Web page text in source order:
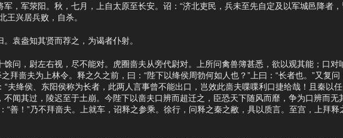
，军荥阳。秋，七月，上自太原至长安。诏：“济北吏民，兵未至先自定及以军城邑降者
王兴居兵败，自杀。
袁盎知其贤而荐之，为谒者仆射。
，尉左右视，尽不能对。虎圈啬夫从旁代尉对。上所问禽兽簿甚悉，欲以观其能；口对
拜啬夫为上林令。释之久之前，曰：“陛下以绛侯周勃何如人也？”上曰：“长者也。”又复问
“夫绛侯、东阳侯称为长者，此两人言事曾不能出口，岂效此啬夫喋喋利口捷给哉！且秦以
闻其过，陵迟至于土崩。今陛下以啬夫口辨而超迁之，臣恐天下随风而靡，争为口辨而无
“善！”乃不拜啬夫。上就车，诏释之参乘。徐行，问释之秦之敝，具以质言。至宫，上拜释